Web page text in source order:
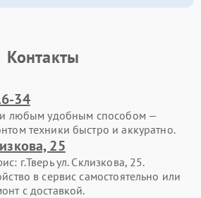
Контакты
34
любым удобным способом —
техники быстро и аккуратно.
25
г.Тверь ул. Склизкова, 25.
в сервис самостоятельно или
с доставкой.